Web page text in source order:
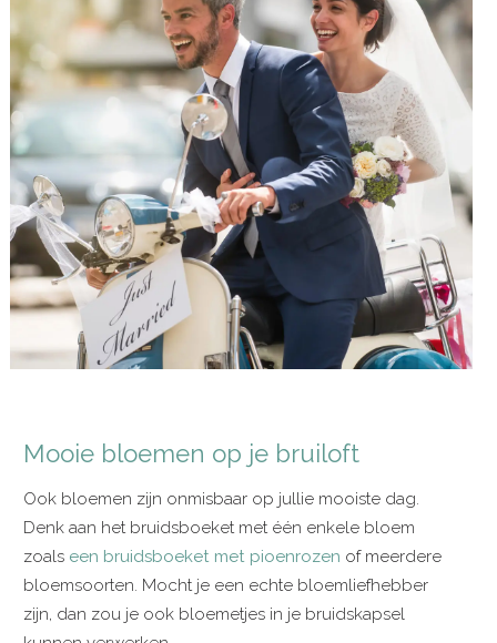
Mooie bloemen op je bruiloft
Ook bloemen zijn onmisbaar op jullie mooiste dag.
Denk aan het bruidsboeket met één enkele bloem
zoals een bruidsboeket met pioenrozen of meerdere
bloemsoorten. Mocht je een echte bloemliefhebber
zijn, dan zou je ook bloemetjes in je bruidskapsel